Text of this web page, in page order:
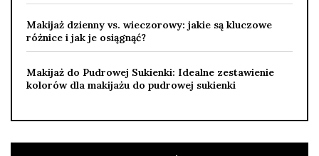
Makijaż dzienny vs. wieczorowy: jakie są kluczowe
różnice i jak je osiągnąć?
Makijaż do Pudrowej Sukienki: Idealne zestawienie
kolorów dla makijażu do pudrowej sukienki